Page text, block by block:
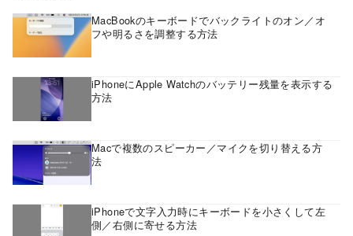
MacBookのキーボードでバックライトのオン／オ
フや明るさを調整する方法
iPhoneにApple Watchのバッテリー残量を表示する
方法
Macで複数のスピーカー／マイクを切り替える方
法
iPhoneで文字入力時にキーボードを小さくして左
側／右側に寄せる方法